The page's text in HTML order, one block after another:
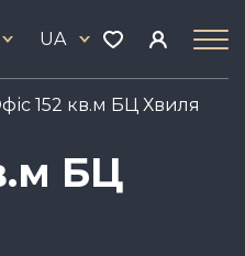
17
UA
152 кв.м БЦ Хвиля
БЦ